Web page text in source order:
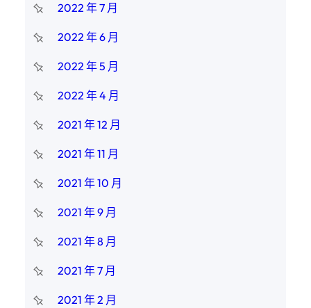
2022 年 7 月
2022 年 6 月
2022 年 5 月
2022 年 4 月
2021 年 12 月
2021 年 11 月
2021 年 10 月
2021 年 9 月
2021 年 8 月
2021 年 7 月
2021 年 2 月